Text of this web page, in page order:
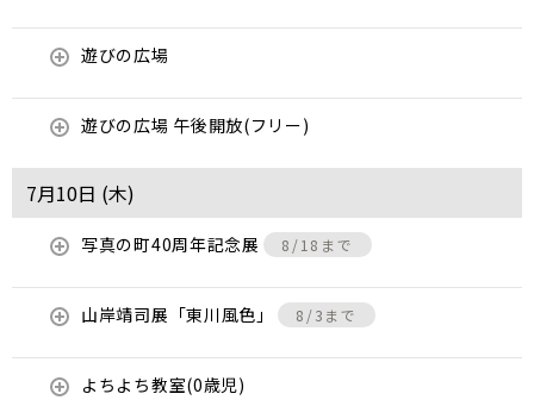
遊びの広場
遊びの広場 午後開放(フリー)
7月10日 (木)
写真の町40周年記念展 8/18まで
山岸靖司展「東川風色」 8/3まで
よちよち教室(0歳児)